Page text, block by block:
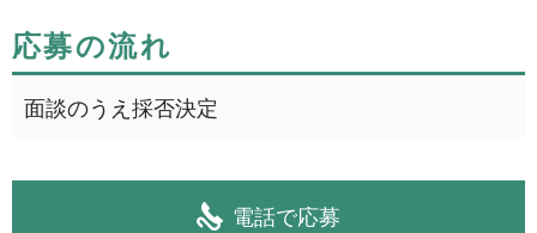
応募の流れ
面談のうえ採否決定
電話で応募